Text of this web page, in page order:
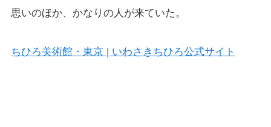
思いのほか、かなりの人が来ていた。
ちひろ美術館・東京 | いわさきちひろ公式サイト